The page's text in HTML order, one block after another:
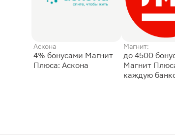
Аскона
4% бонусами Магнит
Плюса: Аскона
Магнит:
до 4500
Магнит
каждую